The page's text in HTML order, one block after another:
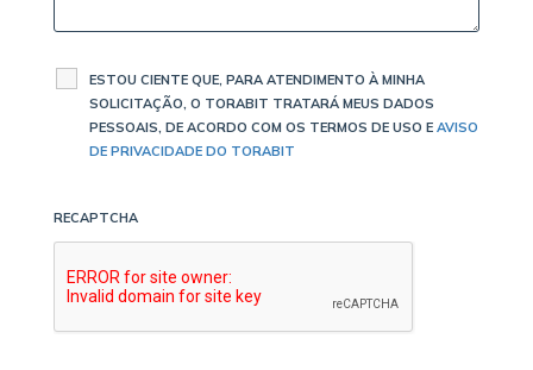
ESTOU CIENTE QUE, PARA ATENDIMENTO À MINHA
SOLICITAÇÃO, O TORABIT TRATARÁ MEUS DADOS
PESSOAIS, DE ACORDO COM OS TERMOS DE USO E AVISO
DE PRIVACIDADE DO TORABIT
RECAPTCHA